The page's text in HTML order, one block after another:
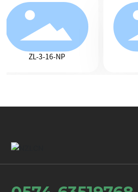
ZL-3-16-NP